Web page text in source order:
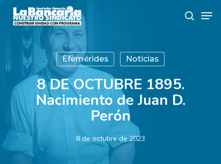
main
search
Efemérides Noticias
8 DE OCTUBRE 1895.
Nacimiento de Juan D.
Perón
8 de octubre de 2023